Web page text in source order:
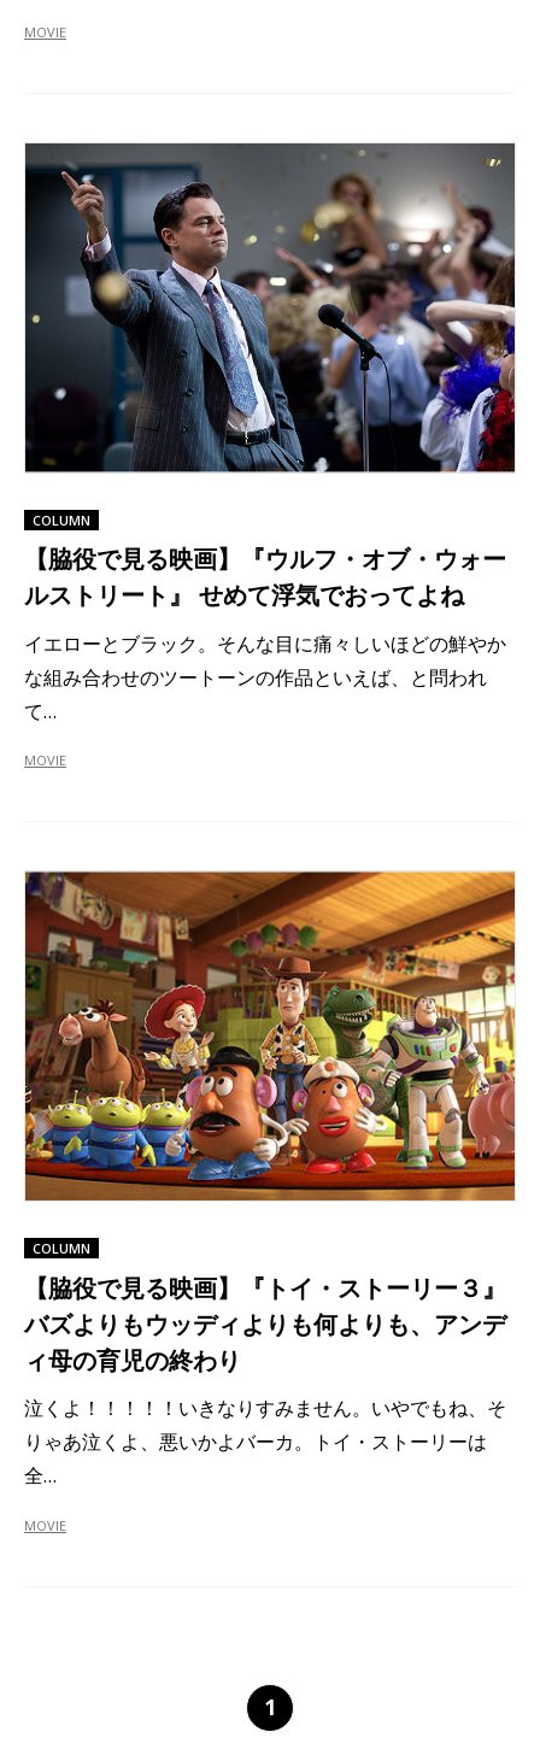
MOVIE
COLUMN
【脇役で見る映画】『ウルフ・オブ・ウォー
ルストリート』 せめて浮気でおってよね
イエローとブラック。そんな目に痛々しいほどの鮮やか
な組み合わせのツートーンの作品といえば、と問われ
て…
MOVIE
COLUMN
【脇役で見る映画】『トイ・ストーリー３』
バズよりもウッディよりも何よりも、アンデ
ィ母の育児の終わり
泣くよ！！！！！いきなりすみません。いやでもね、そ
りゃあ泣くよ、悪いかよバーカ。トイ・ストーリーは
全…
MOVIE
1